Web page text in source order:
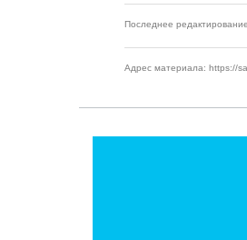
Последнее
Адрес материала: https://